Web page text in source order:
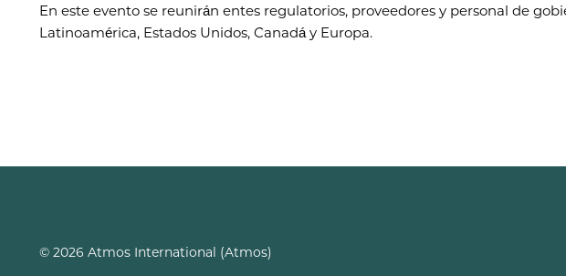
En este evento se reunirán entes regulatorios, proveedores y personal de
Latinoamérica, Estados Unidos, Canadá y Europa.
© 2026 Atmos International (Atmos)